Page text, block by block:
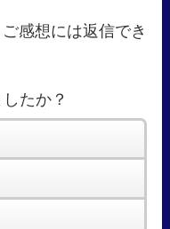
感想には返信でき
たか？